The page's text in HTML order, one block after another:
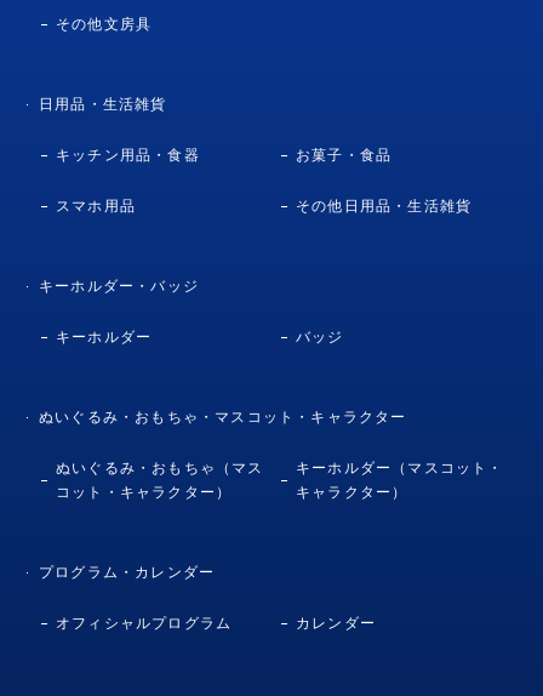
その他文房具
日用品・生活雑貨
キッチン用品・食器 お菓子・食品
スマホ用品 その他日用品・生活雑貨
キーホルダー・バッジ
キーホルダー バッジ
ぬいぐるみ・おもちゃ・マスコット・キャラクター
ぬいぐるみ・おもちゃ（マス
コット・キャラクター）
キーホルダー（マスコット・
キャラクター）
プログラム・カレンダー
オフィシャルプログラム カレンダー